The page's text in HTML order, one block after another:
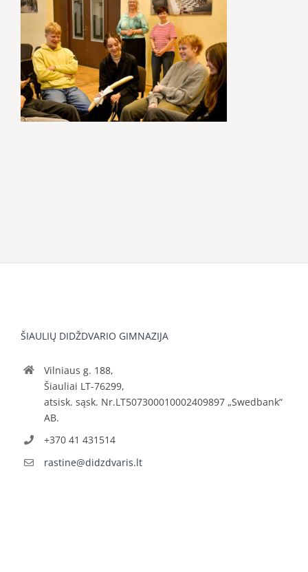
ŠIAULIŲ DIDŽDVARIO GIMNAZIJA
Vilniaus g. 188,
Šiauliai LT-76299,
atsisk. sąsk. Nr.LT507300010002409897 „Swedbank“
AB.
+370 41 431514
rastine@didzdvaris.lt